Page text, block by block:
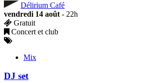
Délirium Café
vendredi 14 août - 22h
Gratuit
Concert et club
Mix
DJ set